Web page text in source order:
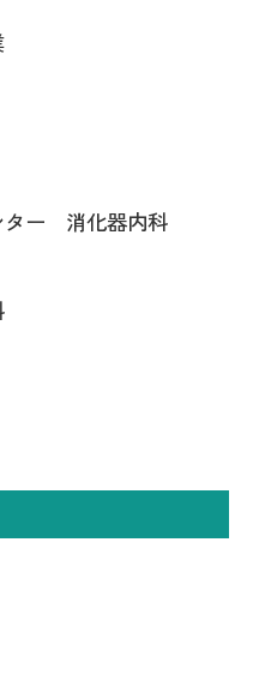
ター 消化器内科